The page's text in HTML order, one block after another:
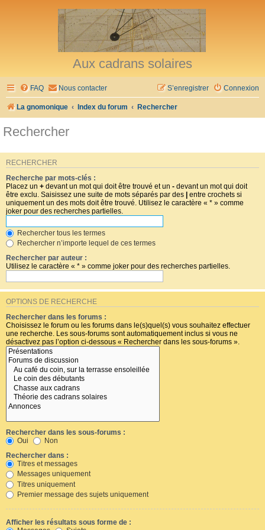
Aux cadrans solaires
FAQ Nous contacter Connexion
S’enregistrer
La gnomonique Index du forum Rechercher
Rechercher
RECHERCHER
Recherche par mots-clés :
Placez un + devant un mot qui doit être trouvé et un - devant un mot qui doit
être exclu. Saisissez une suite de mots séparés par des | entre crochets si
uniquement un des mots doit être trouvé. Utilisez le caractère « * » comme
joker pour des recherches partielles.
Rechercher tous les termes
Rechercher n’importe lequel de ces termes
Rechercher par auteur :
Utilisez le caractère « * » comme joker pour des recherches partielles.
OPTIONS DE RECHERCHE
Rechercher dans les forums :
Choisissez le forum ou les forums dans le(s)quel(s) vous souhaitez effectuer
une recherche. Les sous-forums sont automatiquement inclus si vous ne
désactivez pas l’option ci-dessous « Rechercher dans les sous-forums ».
Rechercher dans les sous-forums :
Oui
Non
Rechercher dans :
Titres et messages
Messages uniquement
Titres uniquement
Premier message des sujets uniquement
Afficher les résultats sous forme de :